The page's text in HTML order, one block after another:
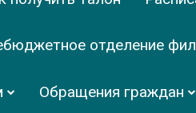
отделение
Обращения граждан